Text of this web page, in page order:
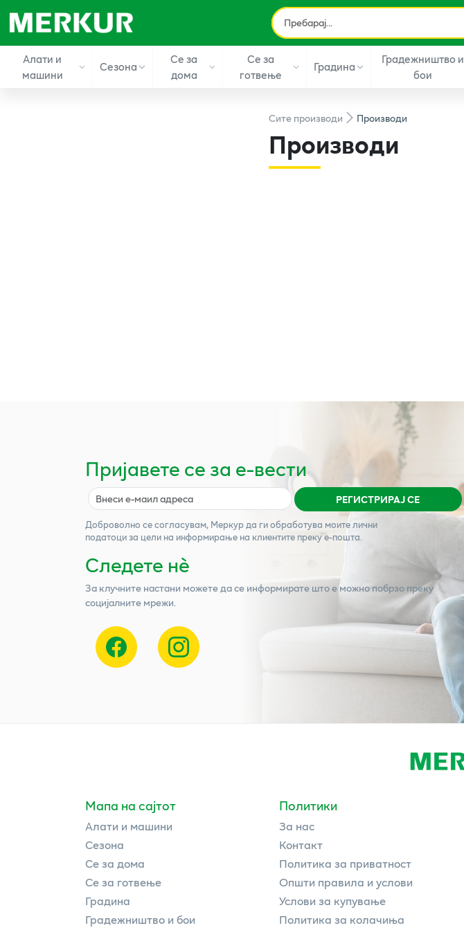
Алати и
машини
Сезона
Се за
дома
Се за
готвење
Градина
Градежништво и
бои
Ситепроизводи Производи
Производи
Пријавете се за е-вести
РЕГИСТРИРАЈ СЕ
Доброволно се согласувам, Меркурда ги обработува моите лични
податоци за цели на информирање на клиентите преку е-пошта.
Следете нѐ
За клучните настани можете да се информирате што е можно побрзо преку
социјалните мрежи.
Мапа на сајтот
Алати и машини
Сезона
Се за дома
Се за готвење
Градина
Градежништво и бои
Политики
За нас
Контакт
Политика за приватност
Општи правила и услови
Услови за купување
Политика за колачиња